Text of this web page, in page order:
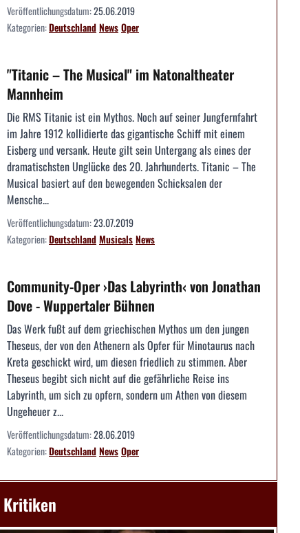
Veröffentlichungsdatum:25.06.2019
Kategorien:DeutschlandNewsOper
"Titanic – The Musical" im Natonaltheater
Mannheim
Die RMS Titanic ist ein Mythos. Noch auf seiner Jungfernfahrt
im Jahre 1912 kollidierte das gigantische Schiff mit einem
Eisberg und versank. Heute gilt sein Untergang als eines der
dramatischsten Unglücke des 20. Jahrhunderts. Titanic – The
Musical basiert auf den bewegenden Schicksalen der
Mensche...
Veröffentlichungsdatum:23.07.2019
Kategorien:DeutschlandMusicalsNews
Community-Oper ›Das Labyrinth‹ von Jonathan
Dove - Wuppertaler Bühnen
Das Werk fußt auf dem griechischen Mythos um den jungen
Theseus, der von den Athenern als Opfer für Minotaurus nach
Kreta geschickt wird, um diesen friedlich zu stimmen. Aber
Theseus begibt sich nicht auf die gefährliche Reise ins
Labyrinth, um sich zu opfern, sondern um Athen von diesem
Ungeheuer z...
Veröffentlichungsdatum:28.06.2019
Kategorien:DeutschlandNewsOper
Kritiken